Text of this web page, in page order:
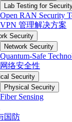
Lab Testing for
Open RAN Security
VPN 管理解决方案
Security
Network Security
Quantum-Safe
网络安全性
Security
Physical Security
Fiber Sensing
国防